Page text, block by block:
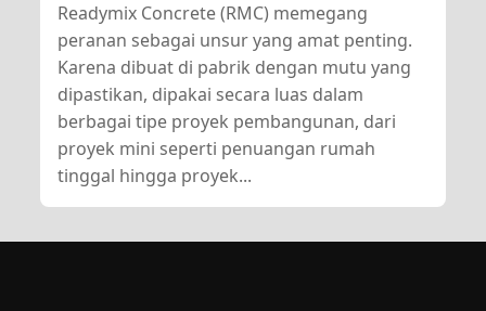
Readymix Concrete (RMC) memegang
peranan sebagai unsur yang amat penting.
Karena dibuat di pabrik dengan mutu yang
dipastikan, dipakai secara luas dalam
berbagai tipe proyek pembangunan, dari
proyek mini seperti penuangan rumah
tinggal hingga proyek...